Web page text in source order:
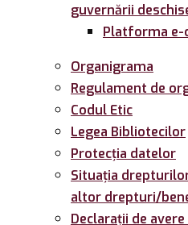
guvernării
Platforma e-
Organigrama
Regulament de
Codul Etic
Legea Bibliotecilor
Protecția datelor
Situația
altor drepturi/
Declarații de